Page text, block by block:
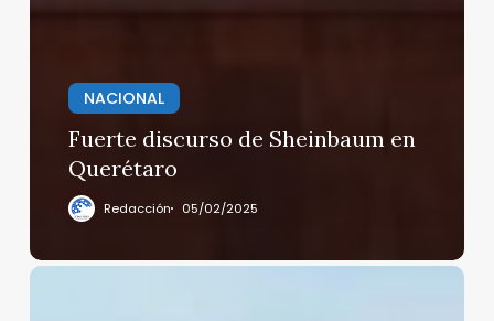
NACIONAL
Fuerte discurso de Sheinbaum en
Querétaro
Redacción 05/02/2025
México